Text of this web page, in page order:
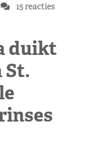
15 reacties
duikt
St.